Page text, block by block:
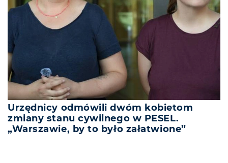
Urzędnicy odmówili dwóm kobietom
zmiany stanu cywilnego w PESEL.
„Warszawie, by to było załatwione”